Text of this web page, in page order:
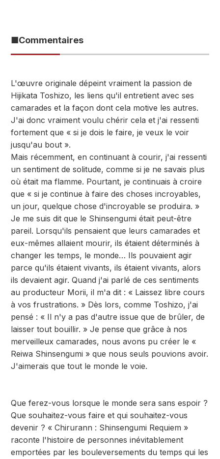
■Commentaires
L'œuvre originale dépeint vraiment la passion de
Hijikata Toshizo, les liens qu'il entretient avec ses
camarades et la façon dont cela motive les autres.
J'ai donc vraiment voulu chérir cela et j'ai ressenti
fortement que « si je dois le faire, je veux le voir
jusqu'au bout ».
Mais récemment, en continuant à courir, j'ai ressenti
un sentiment de solitude, comme si je ne savais plus
où était ma flamme. Pourtant, je continuais à croire
que « si je continue à faire des choses incroyables,
un jour, quelque chose d'incroyable se produira. »
Je me suis dit que le Shinsengumi était peut-être
pareil. Lorsqu'ils pensaient que leurs camarades et
eux-mêmes allaient mourir, ils étaient déterminés à
changer les temps, le monde… Ils pouvaient agir
parce qu'ils étaient vivants, ils étaient vivants, alors
ils devaient agir. Quand j'ai parlé de ces sentiments
au producteur Morii, il m'a dit : « Laissez libre cours
à vos frustrations. » Dès lors, comme Toshizo, j'ai
pensé : « Il n'y a pas d'autre issue que de brûler, de
laisser tout bouillir. » Je pense que grâce à nos
merveilleux camarades, nous avons pu créer le «
Reiwa Shinsengumi » que nous seuls pouvions avoir.
J'aimerais que tout le monde le voie.
Que ferez-vous lorsque le monde sera sans espoir ?
Que souhaitez-vous faire et qui souhaitez-vous
devenir ? « Chirurann : Shinsengumi Requiem »
raconte l'histoire de personnes inévitablement
emportées par les bouleversements du temps qui les